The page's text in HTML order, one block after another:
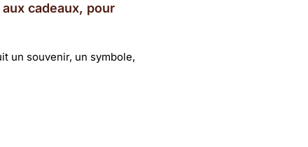
cadeaux, pour
un souvenir, un symbole,